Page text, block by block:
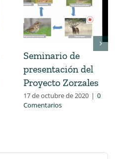
Seminario de
presentación del
Proyecto Zorzales
17 de octubre de 2020 | 0
Comentarios